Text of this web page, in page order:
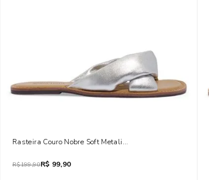
Rasteira Couro Nobre Soft Metalizada Prata
R$199,90R$ 99,90